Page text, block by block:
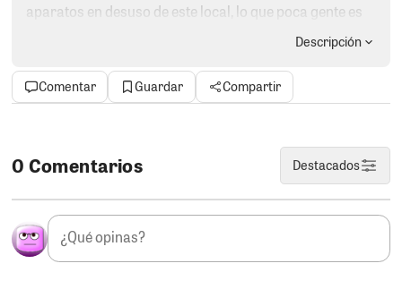
aparatos en desuso de este local, lo que poca gente es
que el origen del fuego se produjo en la propiedad del
regidor provincial de Ica José Rubio ubicado al costado
del este centro en la residencial La Angostura y hasta el
momento no habido explosión alguna por su parte.
sueños de opio de Carlos Zegarra por ser diputado en
el próximo Congreso de la República van llegado a su
fin. Tiempo atrás infringió las normas de neutralidad,
fue sancionado por el Jurado Electorado Especial de
Ica. El asesor apeló a la instancia superior,, es decir al
JNE quien al final declaró infundado su pedido. Ante
Descripción
Comentar Guardar Compartir
0 Comentarios Destacados